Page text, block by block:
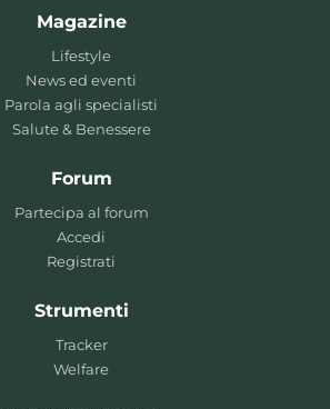
Magazine
Lifestyle
News ed eventi
Parola agli specialisti
Salute & Benessere
Forum
Partecipa al forum
Accedi
Registrati
Strumenti
Tracker
Welfare